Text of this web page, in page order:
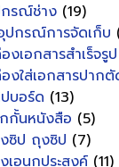
รณ์ช่าง (19)
ปกรณ์การจัดเก็บ
งเอกสารสำเร็จรูป
งใส่เอกสารปากตั
บอร์ด (13)
กั้นหนังสือ (5)
ซิป ถุงซิป (7)
เอนกประสงค์ (11)